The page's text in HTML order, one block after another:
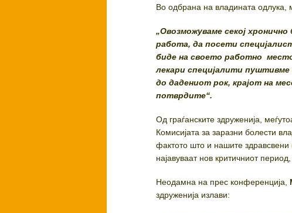
Во одбрана на владината одлука,
„Овозможуваме секој
работа, да посети
биде на своето работно
лекари специјалити пуштивме
до дадениот рок, крајот на
потврдите“.
Од граѓанските здруженија,
Комисијата за заразни болести
фактото што и нашите здравсвени
најавуваат нов критичниот
Неодамна на прес конференција,
здруженија излави: